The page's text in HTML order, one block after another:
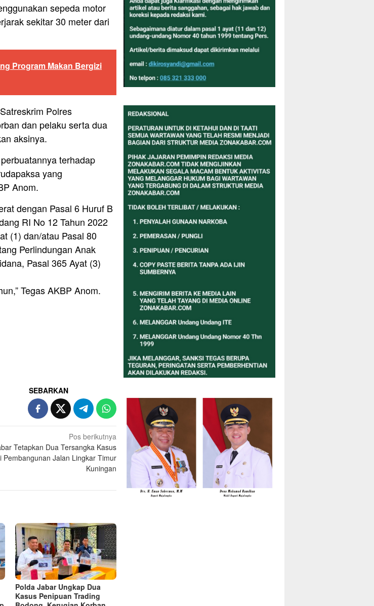
sepeda motor
sekitar 30 meter dari
Program Makan Bergizi
Polres
dan pelaku serta dua
aksinya.
terhadap
yang
Anom.
dengan Pasal 6 Huruf B
RI No 12 Tahun 2022
(1) dan/atau Pasal 80
Perlindungan Anak
Pasal 365 Ayat (3)
Tegas AKBP Anom.
SEBARKAN
Pos berikutnya
Tetapkan Dua Tersangka Kasus
Pembangunan Jalan Lingkar Timur
Kuningan
Polda Jabar Ungkap Dua
Kasus Penipuan Trading